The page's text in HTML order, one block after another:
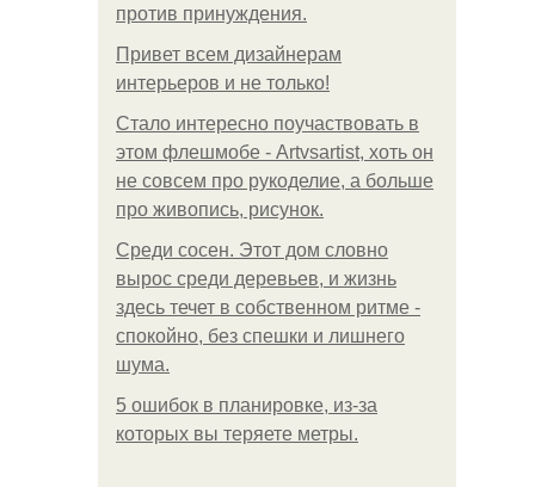
против принуждения.
Привет всем дизайнерам
интерьеров и не только!
Стало интересно поучаствовать в
этом флешмобе - Artvsartist, хоть он
не совсем про рукоделие, а больше
про живопись, рисунок.
Среди сосен. Этот дом словно
вырос среди деревьев, и жизнь
здесь течет в собственном ритме -
спокойно, без спешки и лишнего
шума.
5 ошибок в планировке, из-за
которых вы теряете метры.